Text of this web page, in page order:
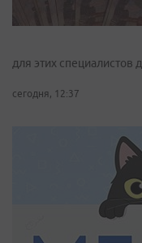
для этих специалистов
сегодня, 12:37